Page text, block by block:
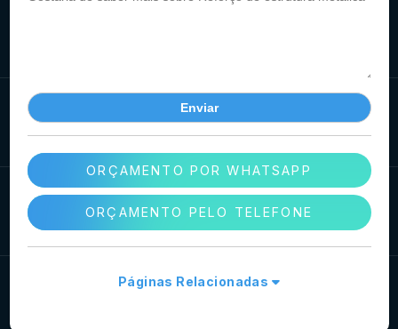
ORÇAMENTO POR WHATSAPP
ORÇAMENTO PELO TELEFONE
Páginas Relacionadas